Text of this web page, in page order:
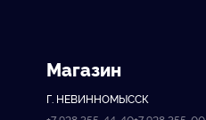
Магазин
Г. НЕВИННОМЫССК